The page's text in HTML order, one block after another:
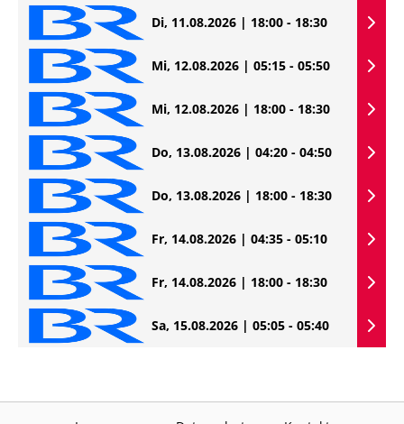
Di, 11.08.2026 | 18:00 - 18:30
Mi, 12.08.2026 | 05:15 - 05:50
Mi, 12.08.2026 | 18:00 - 18:30
Do, 13.08.2026 | 04:20 - 04:50
Do, 13.08.2026 | 18:00 - 18:30
Fr, 14.08.2026 | 04:35 - 05:10
Fr, 14.08.2026 | 18:00 - 18:30
Sa, 15.08.2026 | 05:05 - 05:40